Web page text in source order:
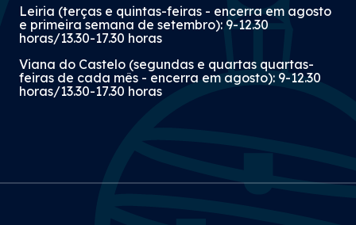
Leiria (terças e quintas-feiras - encerra em agosto
e primeira semana de setembro): 9-12.30
horas/13.30-17.30 horas
Viana do Castelo (segundas e quartas quartas-
feiras de cada mês - encerra em agosto): 9-12.30
horas/13.30-17.30 horas